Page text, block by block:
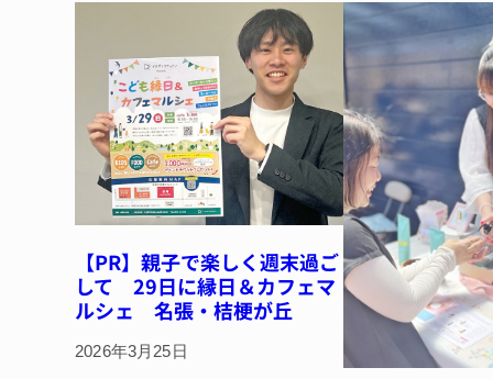
o
k
【PR】親子で楽しく週末過ご
して 29日に縁日＆カフェマ
ルシェ 名張・桔梗が丘
2026年3月25日